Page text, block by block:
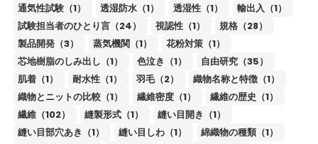
通気性試験（1）
透湿防水（1） 透湿性（1）
輸出入（1）
試験担当者のひとり言（24）
視認性（1）
規格（28）
製品開発（3）
蒸気機関（1）
花粉対策（1）
芯地樹脂のしみ出し（1）
色泣き（1）
自由研究（35）
肌着（1）
耐水性（1） 羽毛（2）
織物名称と特徴（1）
織物とニットの比較（1）
繊維密度（1）
繊維の歴史（1）
繊維（102）
縫製形式（1）
縫い目開き（1）
縫い目部穴あき（1）
縫い目しわ（1）
綿織物の種類（1）